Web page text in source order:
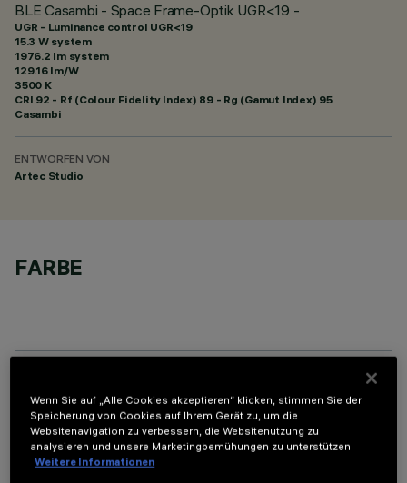
BLE Casambi - Space Frame-Optik UGR<19 -
UGR - Luminance control UGR<19
15.3 W system
1976.2 lm system
129.16 lm/W
3500 K
CRI 92 - Rf (Colour Fidelity Index) 89 - Rg (Gamut Index) 95
Casambi
ENTWORFEN VON
Artec Studio
FARBE
TECHNISCHE DATEN
LETZTES UPDATE: 06.08.2026
BESCHREIBUNG
Wenn Sie auf „Alle Cookies akzeptieren“ klicken, stimmen Sie der
Speicherung von Cookies auf Ihrem Gerät zu, um die
Websitenavigation zu verbessern, die Websitenutzung zu
analysieren und unsere Marketingbemühungen zu unterstützen.
Weitere Informationen